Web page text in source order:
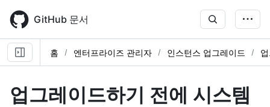
main
content
GitHub 문서
홈 엔터프라이즈 관리자 인스턴스 업그레이드
업그레이드하기 전에 시스템